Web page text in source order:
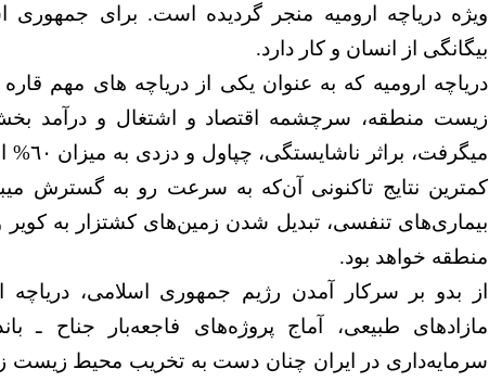
ویژه دریاچه ارومیه منجر گردیده است. برای جمهوری
بیگانگی از انسان و کار دارد.
دریاچه ارومیه که به عنوان یکی از دریاچه های مهم
زیست منطقه، سرچشمه اقتصاد و اشتغال و درآمد
کمترین نتایج تاکنونی آن‌که به سرعت رو به گسترش
بیماری‌های تنفسی، تبدیل شدن زمین‌های کشتزار به
منطقه خواهد بود.
از بدو بر سرکار آمدن رژیم جمهوری اسلامی، دریاچه
مازادهای طبیعی، آماج پروژه‌های فاجعه‌بار جناح ـ
سرمايه‌داری در ايران چنان دست به تخريب محيط زيست